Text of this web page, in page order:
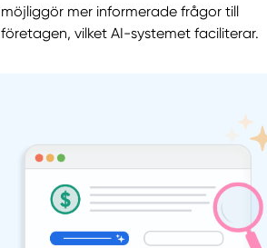
möjliggör mer informerade frågor till
företagen, vilket AI-systemet faciliterar.